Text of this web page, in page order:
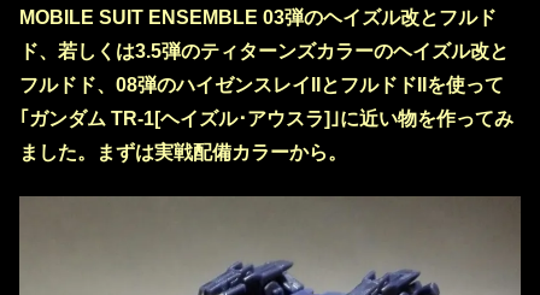
MOBILE SUIT ENSEMBLE 03弾のヘイズル改とフルド
ド、若しくは3.5弾のティターンズカラーのヘイズル改と
フルドド、08弾のハイゼンスレイIIとフルドドIIを使って
｢ガンダム TR-1[ヘイズル･アウスラ]｣に近い物を作ってみ
ました。まずは実戦配備カラーから。